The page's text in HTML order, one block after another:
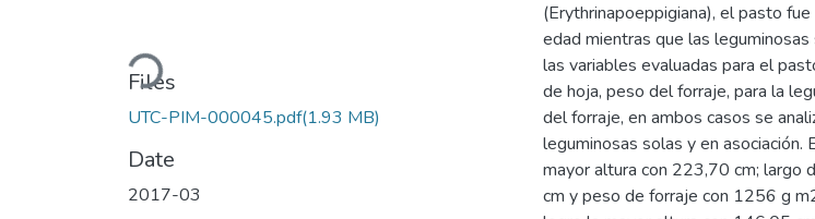
Loading...
Files
UTC-PIM-000045.pdf(1.93 MB)
Date
2017-03
(Erythrinapoeppigiana), el pasto
edad mientras que las
las variables evaluadas para el
de hoja, peso del forraje, para la
del forraje, en ambos casos se
leguminosas solas y en
mayor altura con 223,70 cm; largo
cm y peso de forraje con 1256 g